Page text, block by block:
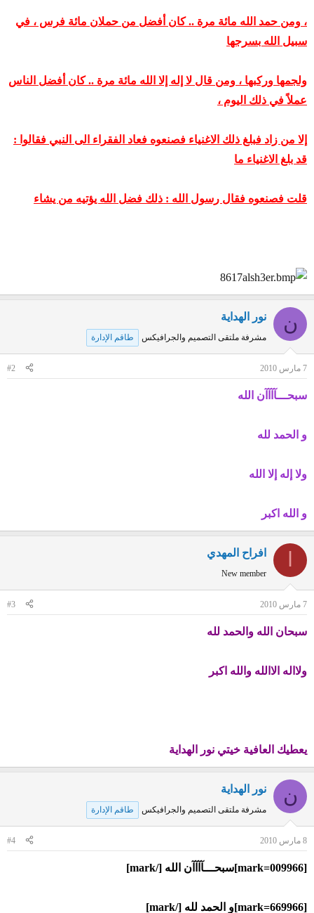
، ومن حمد الله مائة مرة .. كان أفضل من حملان مائة فرس ، في
سبيل الله بسرجها
ولجمها وركبها ، ومن قال لا إله إلا الله مائة مرة .. كان أفضل الناس
عملاً في ذلك اليوم ،
إلا من زاد فبلغ ذلك الاغنياء فصنعوه فعاد الفقراء الى النبي فقالوا :
قد بلغ الاغنياء ما
قلت فصنعوه فقال رسول الله : ذلك فضل الله يؤتيه من يشاء
ن نور الهداية
مشرفة ملتقى التصميم والجرافيكس طاقم الإدارة
7 مارس 2010 #2
سبحـــآآآآن الله
و الحمد لله
ولا إله إلا الله
و الله اكبر
افراح المهدي
New member
7 مارس 2010 #3
سبحان الله والحمد لله
ولااله الاالله والله اكبر
يعطيك العافية خيتي نور الهداية
ن نور الهداية
مشرفة ملتقى التصميم والجرافيكس طاقم الإدارة
8 مارس 2010 #4
[mark=009966]سبحـــآآآآن الله [/mark]
[mark=669966]و الحمد لله [/mark]